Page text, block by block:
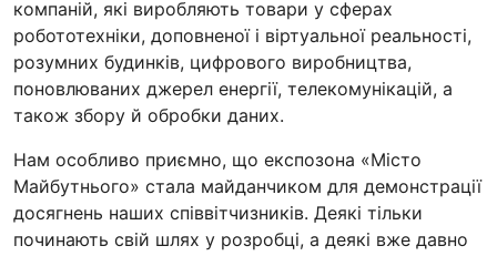
компаній, які виробляють товари у сферах
робототехніки, доповненої і віртуальної реальності,
розумних будинків, цифрового виробництва,
поновлюваних джерел енергії, телекомунікацій, а
також збору й обробки даних.
Нам особливо приємно, що експозона «Місто
Майбутнього» стала майданчиком для демонстрації
досягнень наших співвітчизників. Деякі тільки
починають свій шлях у розробці, а деякі вже давно